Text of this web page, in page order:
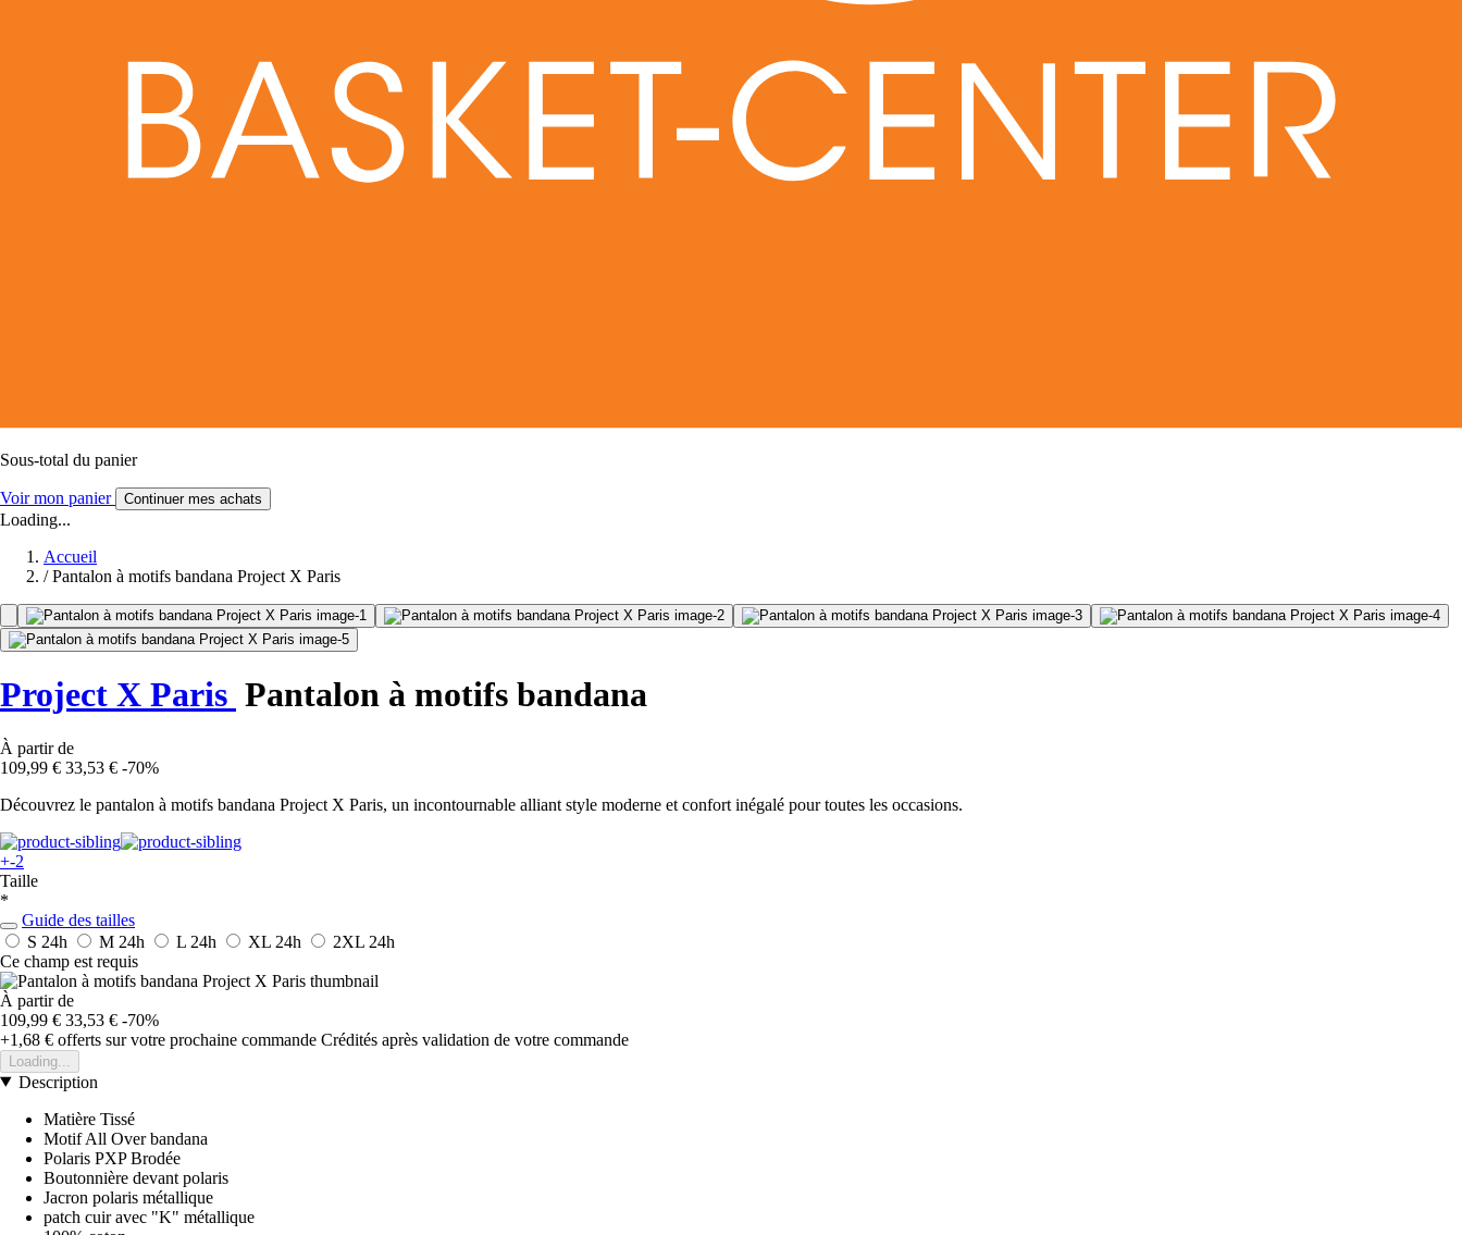
Sous-total du panier
Voir mon panier Continuer mes achats
Loading...
Accueil
/ Pantalon à motifs bandana Project X Paris
Project X Paris Pantalon à motifs bandana
À partir de
109,99 € 33,53 € -70%
Découvrez le pantalon à motifs bandana Project X Paris, un incontournable alliant style moderne et confort inégalé pour toutes les occasions.
+-2
Taille
*
Guide des tailles
S 24h M 24h L 24h XL 24h 2XL 24h
Ce champ est requis
À partir de
109,99 € 33,53 € -70%
+1,68 € offerts sur votre prochaine commande Crédités après validation de votre commande
Loading...
Description
Matière Tissé
Motif All Over bandana
Polaris PXP Brodée
Boutonnière devant polaris
Jacron polaris métallique
patch cuir avec "K" métallique